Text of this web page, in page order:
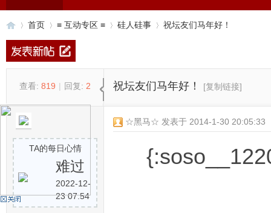
机
首页 ≡ 互动专区 ≡ 硅人硅事 祝坛友们马年好！
查看: 819 | 回复: 2 祝坛友们马年好！ [复制链接]
TA的每日心情
难过
2022-12-
23 07:54
☆黑马☆ 发表于 2014-1-30 20:05:33